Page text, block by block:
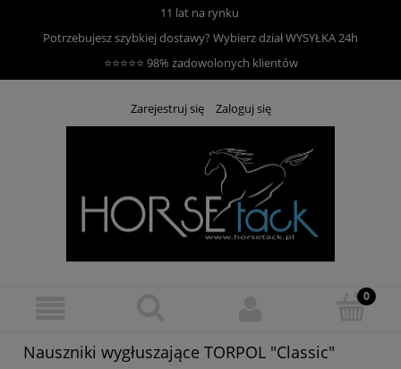
11 lat na rynku
Potrzebujesz szybkiej dostawy? Wybierz działWYSYŁKA 24h
⭐⭐⭐⭐⭐ 98% zadowolonych klientów
Zarejestruj się Zaloguj się
Nauszniki wygłuszające TORPOL "Classic"